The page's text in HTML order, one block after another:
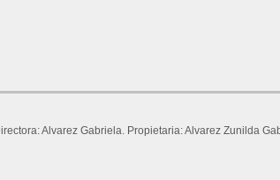
Alvarez Gabriela. Propietaria: Alvarez Zunilda